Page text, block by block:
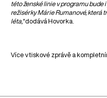
této ženské linie v programu
režisérky Márie Rumanové, která
léta,“dodává Hovorka.
Více v tiskové zprávě a